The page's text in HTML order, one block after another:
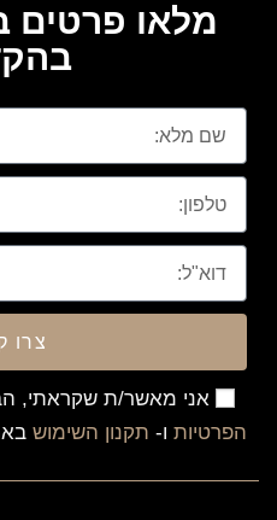
מלאו פרטים
אני מאשר/ת שקראתי,
הפרטיות ו- תקנון השימוש
צרו